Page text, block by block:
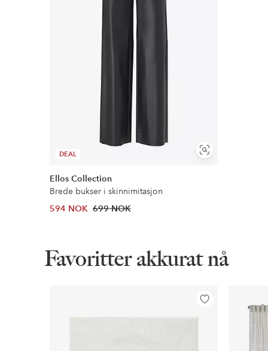
DEAL
Vis
lignende
Ellos Collection
Brede bukser i skinnimitasjon
594 NOK 699 NOK
Favoritter akkurat nå
Legg